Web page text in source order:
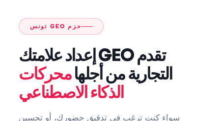
حزم GEO تونس
تقدم GEO إعداد علامتك
التجارية من أجلهامحركات
الذكاء الاصطناعي
سواء كنت ترغب في تدقيق حضورك، أو تحسين